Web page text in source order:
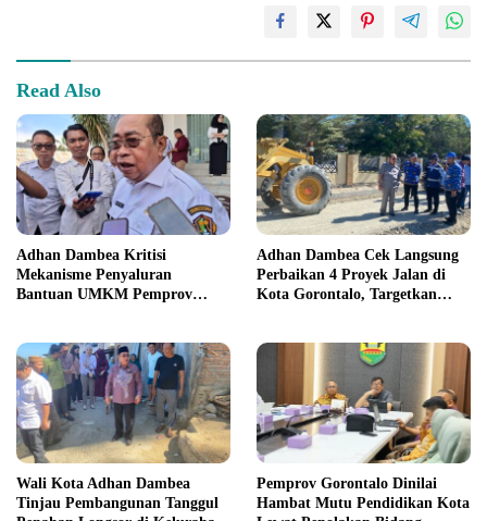
Read Also
Adhan Dambea Kritisi
Mekanisme Penyaluran
Bantuan UMKM Pemprov
Adhan Dambea Cek Langsung
Perbaikan 4 Proyek Jalan di
Kota Gorontalo, Targetkan
Wali Kota Adhan Dambea
Tinjau Pembangunan Tanggul
Pemprov Gorontalo Dinilai
Hambat Mutu Pendidikan Kota